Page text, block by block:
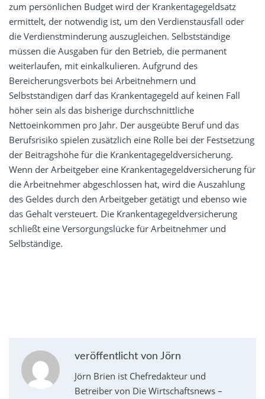
zum persönlichen Budget wird der Krankentagegeldsatz
ermittelt, der notwendig ist, um den Verdienstausfall oder
die Verdienstminderung auszugleichen. Selbstständige
müssen die Ausgaben für den Betrieb, die permanent
weiterlaufen, mit einkalkulieren. Aufgrund des
Bereicherungsverbots bei Arbeitnehmern und
Selbstständigen darf das Krankentagegeld auf keinen Fall
höher sein als das bisherige durchschnittliche
Nettoeinkommen pro Jahr. Der ausgeübte Beruf und das
Berufsrisiko spielen zusätzlich eine Rolle bei der Festsetzung
der Beitragshöhe für die Krankentagegeldversicherung.
Wenn der Arbeitgeber eine Krankentagegeldversicherung für
die Arbeitnehmer abgeschlossen hat, wird die Auszahlung
des Geldes durch den Arbeitgeber getätigt und ebenso wie
das Gehalt versteuert. Die Krankentagegeldversicherung
schließt eine Versorgungslücke für Arbeitnehmer und
Selbständige.
veröffentlicht von Jörn
Jörn Brien ist Chefredakteur und
Betreiber von Die Wirtschaftsnews –